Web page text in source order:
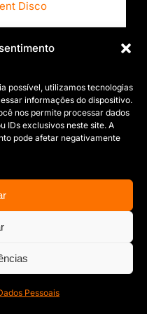
possível, utilizamos tecnologias
informações do dispositivo.
nos permite processar dados
IDs exclusivos neste site. A
pode afetar negativamente
Pessoais
Disco